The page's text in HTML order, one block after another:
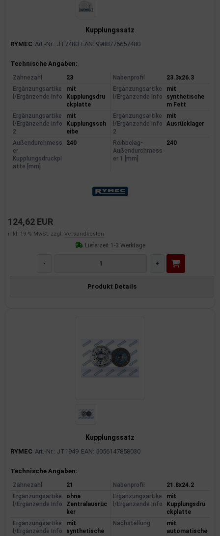
Kupplungssatz
RYMEC Art.-Nr.: JT7480 EAN: 9988776657480
Produktinformationen
Technische Angaben:
Zähnezahl 23 Nabenprofil
23.3x26.3
Ergänzungsartike
l/Ergänzende Info
mit
Kupplungsdru
ckplatte
Ergänzungsartike
l/Ergänzende Info
mit
synthetische
m Fett
Ergänzungsartike
l/Ergänzende Info
2
mit
Kupplungssch
eibe
Ergänzungsartike
l/Ergänzende Info
2
mit
Ausrücklager
Außendurchmess
er
Kupplungsdruckpl
atte [mm]
240
Reibbelag-
Außendurchmess
er 1 [mm]
240
124,62 EUR
inkl. 19 % MwSt. zzgl. Versandkosten
Lieferzeit:1-3 Werktage
- +
Produkt Details
Kupplungssatz
RYMEC Art.-Nr.: JT1949 EAN: 5056147858030
Produktinformationen
Technische Angaben:
Zähnezahl 21 Nabenprofil
21.8x24.2
Ergänzungsartike
l/Ergänzende Info
ohne
Zentralausrüc
ker
Ergänzungsartike
l/Ergänzende Info
mit
Kupplungsdru
ckplatte
Ergänzungsartike
l/Ergänzende Info
mit
synthetische
Nachstellung
mit
automatische
Verbrauchsmaterial
Reifen